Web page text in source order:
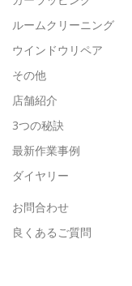
ルームクリーニング
ウインドウリペア
その他
店舗紹介
3つの秘訣
最新作業事例
ダイヤリー
お問合わせ
良くあるご質問